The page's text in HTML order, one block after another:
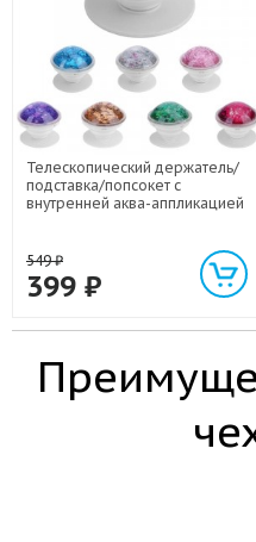
Телескопический держатель/
подставка/попсокет с
внутренней аква-аппликацией
549₽
399 ₽